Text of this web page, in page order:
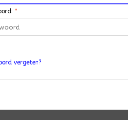
*
vergeten?